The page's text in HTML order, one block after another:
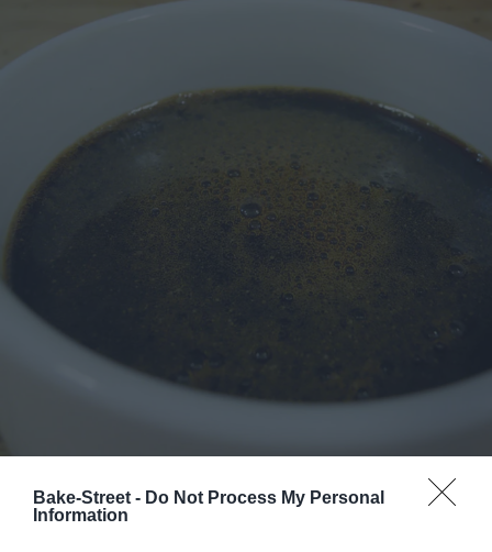
Bake-Street - Do Not Process My Personal
Information